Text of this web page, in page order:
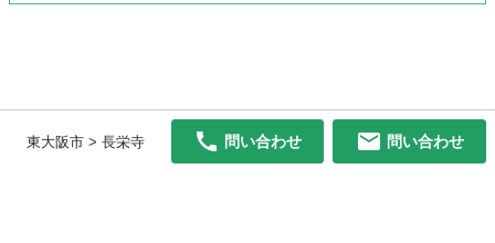
東大阪市 > 長栄寺 問い合わせ 問い合わせ